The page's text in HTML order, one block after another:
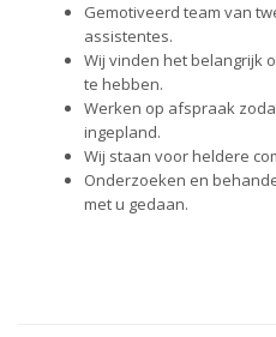
Gemotiveerd team van
assistentes.
Wij vinden het belangrijk
te hebben.
Werken op afspraak
ingepland.
Wij staan voor heldere
Onderzoeken en
met u gedaan.